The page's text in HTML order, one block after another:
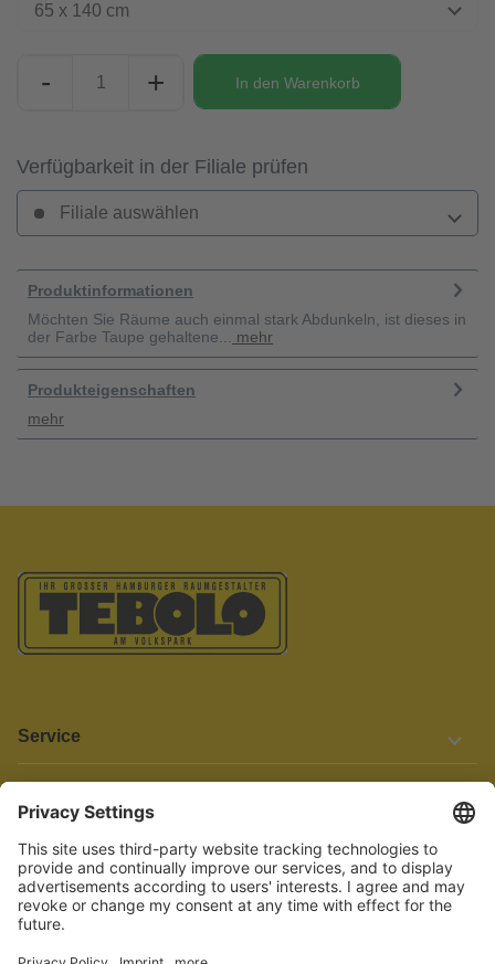
65 x 140 cm
- + In den Warenkorb
Verfügbarkeit in der Filiale prüfen
Filiale auswählen
Produktinformationen
Möchten Sie Räume auch einmal stark Abdunkeln, ist dieses in
der Farbe Taupe gehaltene...
mehr
Produkteigenschaften
mehr
Service
Informationen
Barrierefreiheit
Wir bemühen uns, unsere Website barrierefrei zu gestalten.
Einige Inhalte und Funktionen sind derzeit jedoch noch nicht
vollständig zugänglich. Wenn Sie auf Barrieren stoßen oder Hilfe
benötigen, kontaktieren Sie uns bitte unter service[at]knutzen.de.